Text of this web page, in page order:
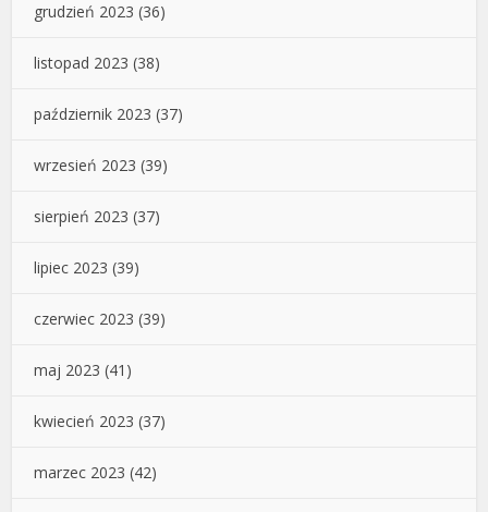
grudzień 2023 (36)
listopad 2023 (38)
październik 2023 (37)
wrzesień 2023 (39)
sierpień 2023 (37)
lipiec 2023 (39)
czerwiec 2023 (39)
maj 2023 (41)
kwiecień 2023 (37)
marzec 2023 (42)